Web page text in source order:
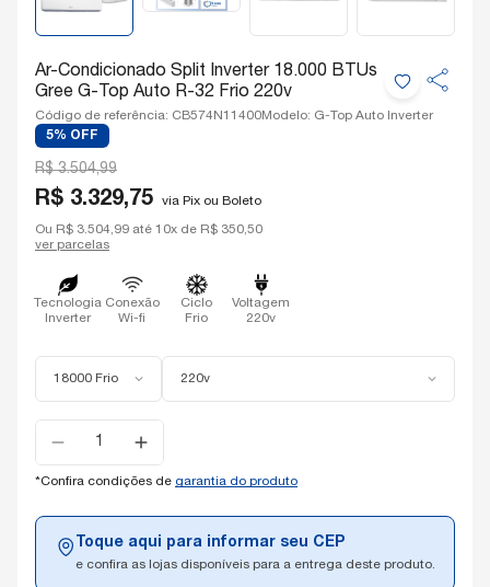
5% OFF
Ar-Condicionado Split Inverter 18.000 BTUs
Gree G-Top Auto R-32 Frio 220v
Código de referência: CB574N11400Modelo: G-Top Auto Inverter
R$ 3.504,99
R$ 3.329,75 via Pix ou Boleto
Ou R$ 3.504,99 até 10x de R$ 350,50
ver parcelas
Tecnologia
Inverter
Conexão
Wi-fi
Ciclo
Frio
Voltagem
220v
18000 Frio 220v
Selecione
*Confira condições de garantia do produto
Toque aqui para informar seu CEP
e confira as lojas disponíveis para a entrega deste produto.